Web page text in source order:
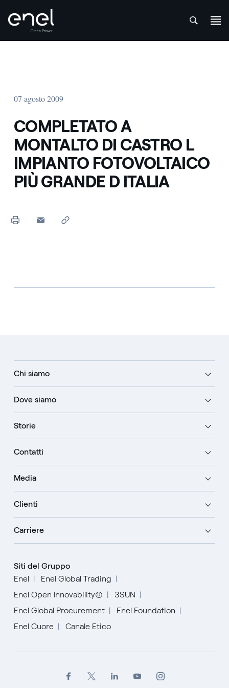
07 agosto 2009
COMPLETATO A
MONTALTO DI CASTRO L
IMPIANTO FOTOVOLTAICO
PIÙ GRANDE D ITALIA
Chi siamo
Dove siamo
Storie
Contatti
Media
Clienti
Carriere
Siti del Gruppo
Enel
Enel Global Trading
Enel Open Innovability®
3SUN
Enel Global Procurement
Enel Foundation
Enel Cuore
Canale Etico